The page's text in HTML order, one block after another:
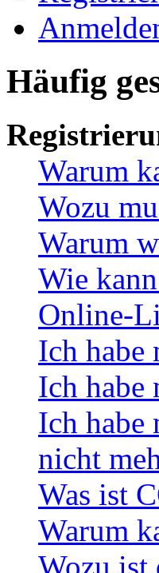
Häufig
Warum
Wozu
Warum
Wie
Online-
Ich habe
Ich habe
Ich habe
nicht
Was ist
Warum